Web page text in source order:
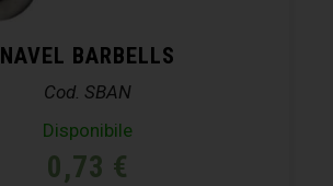
NAVEL BARBELLS
Cod. SBAN
Disponibile
0,73 €